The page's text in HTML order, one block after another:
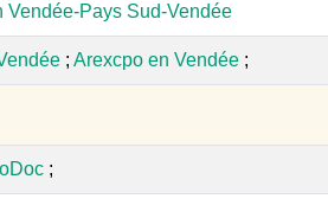
Vendée-Pays Sud-Vendée
; Arexcpo en Vendée ;
;